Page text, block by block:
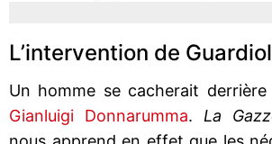
L’intervention de
Un homme se cacherait
Gianluigi Donnarumma. La